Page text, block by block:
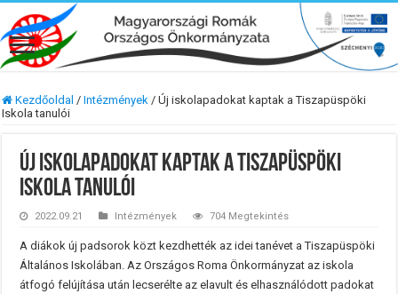
Kezdőoldal / Intézmények / Új iskolapadokat kaptak a Tiszapüspöki
Iskola tanulói
Új iskolapadokat kaptak a Tiszapüspöki
Iskola tanulói
2022.09.21 Intézmények 704 Megtekintés
A diákok új padsorok közt kezdhették az idei tanévet a Tiszapüspöki
Általános Iskolában. Az Országos Roma Önkormányzat az iskola
átfogó felújítása után lecserélte az elavult és elhasználódott padokat